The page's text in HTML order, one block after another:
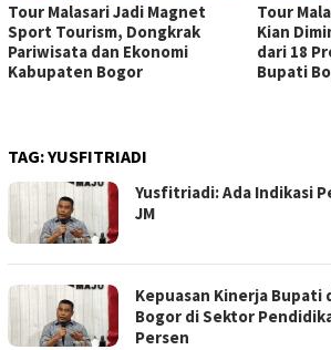
Tour Malasari Jadi Magnet
Sport Tourism, Dongkrak
Pariwisata dan Ekonomi
Kabupaten Bogor
Tour
Kian
dari 18
Bupati
TAG:YUSFITRIADI
Yusfitriadi: Ada Indikasi
JM
Kepuasan Kinerja Bupati
Bogor di Sektor
Persen